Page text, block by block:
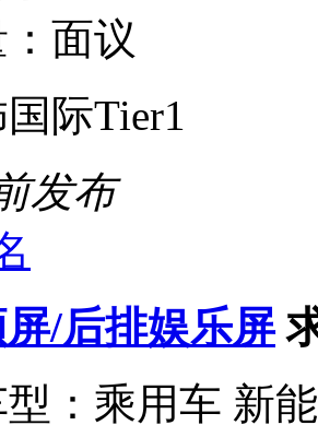
面议
际Tier1
发布
/后排娱乐屏
： 乘用车 新